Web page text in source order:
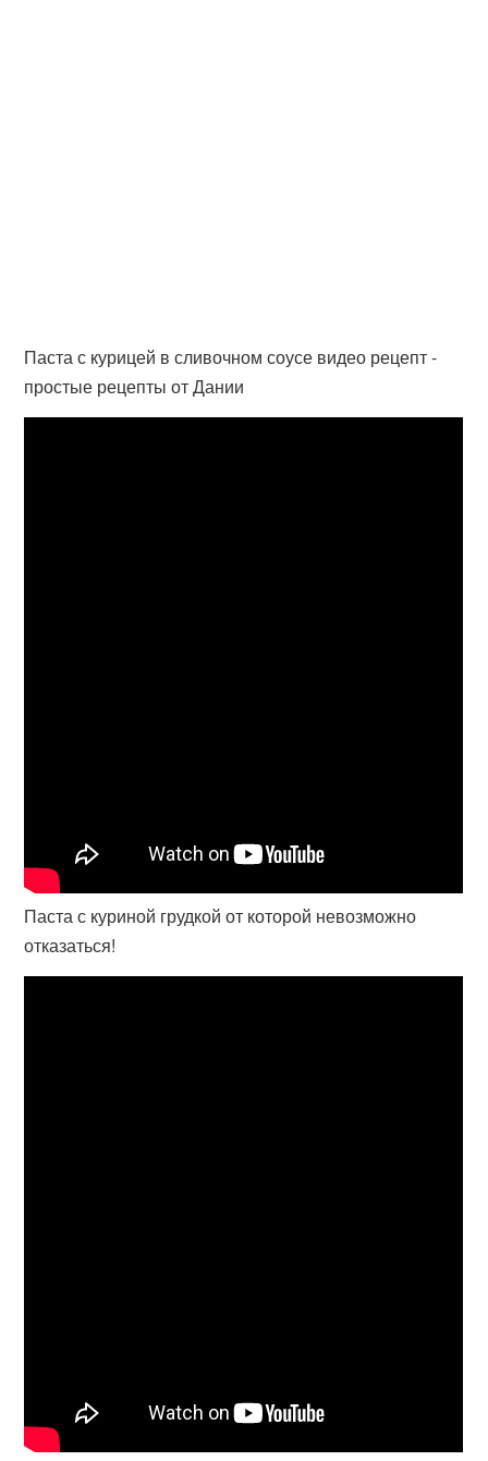
Паста с курицей в сливочном соусе видео рецепт -
простые рецепты от Дании
Паста с куриной грудкой от которой невозможно
отказаться!